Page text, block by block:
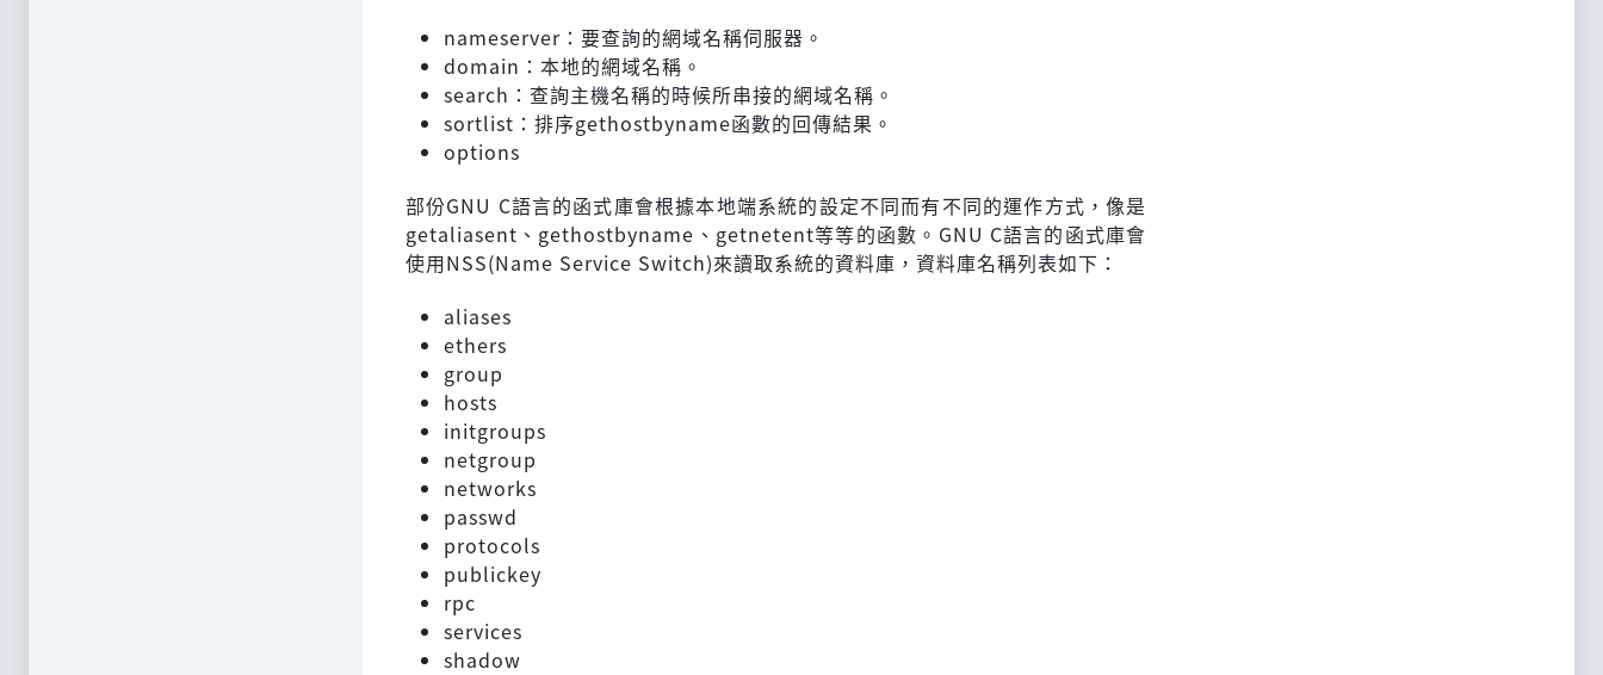
nameserver：要查詢的網域名稱伺服器。
domain：本地的網域名稱。
search：查詢主機名稱的時候所串接的網域名稱。
sortlist：排序gethostbyname函數的回傳結果。
options
部份GNU C語言的函式庫會根據本地端系統的設定不同而有不同的運作方式，像是
getaliasent、gethostbyname、getnetent等等的函數。GNU C語言的函式庫會
使用NSS(Name Service Switch)來讀取系統的資料庫，資料庫名稱列表如下：
aliases
ethers
group
hosts
initgroups
netgroup
networks
passwd
protocols
publickey
rpc
services
shadow